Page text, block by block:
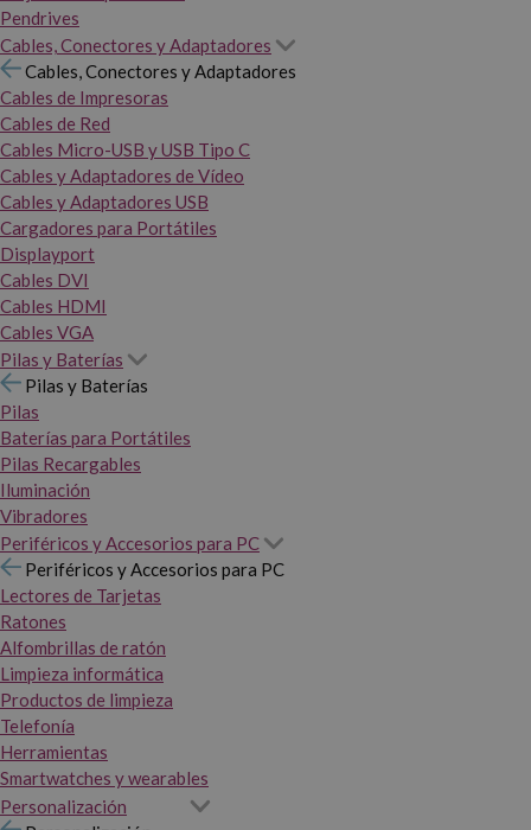
Pendrives
Cables, Conectores y Adaptadores
Cables, Conectores y Adaptadores
Cables de Impresoras
Cables de Red
Cables Micro-USB y USB Tipo C
Cables y Adaptadores de Vídeo
Cables y Adaptadores USB
Cargadores para Portátiles
Displayport
Cables DVI
Cables HDMI
Cables VGA
Pilas y Baterías
Pilas y Baterías
Pilas
Baterías para Portátiles
Pilas Recargables
Iluminación
Vibradores
Periféricos y Accesorios para PC
Periféricos y Accesorios para PC
Lectores de Tarjetas
Ratones
Alfombrillas de ratón
Limpieza informática
Productos de limpieza
Telefonía
Herramientas
Smartwatches y wearables
Personalización